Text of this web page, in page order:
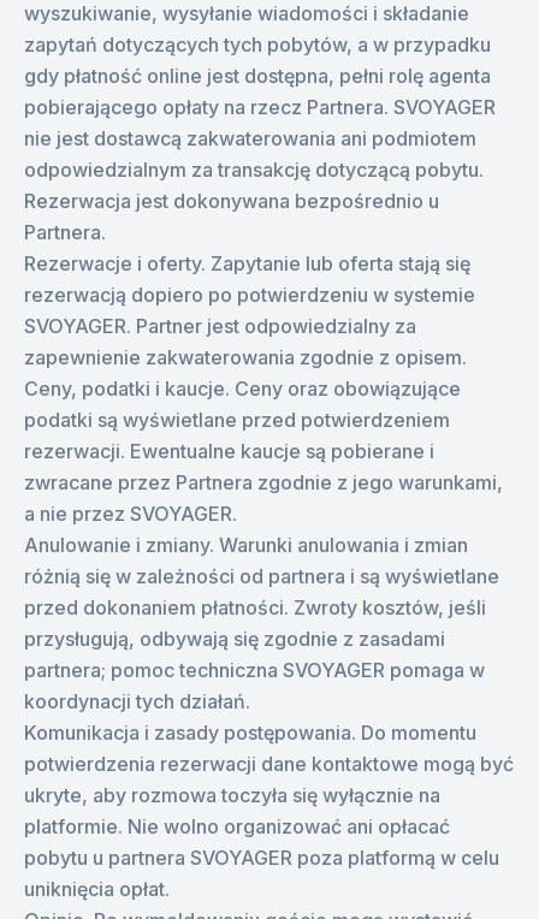
wyszukiwanie, wysyłanie wiadomości i składanie
zapytań dotyczących tych pobytów, a w przypadku
gdy płatność online jest dostępna, pełni rolę agenta
pobierającego opłaty na rzecz Partnera. SVOYAGER
nie jest dostawcą zakwaterowania ani podmiotem
odpowiedzialnym za transakcję dotyczącą pobytu.
Rezerwacja jest dokonywana bezpośrednio u
Partnera.
Rezerwacje i oferty. Zapytanie lub oferta stają się
rezerwacją dopiero po potwierdzeniu w systemie
SVOYAGER. Partner jest odpowiedzialny za
zapewnienie zakwaterowania zgodnie z opisem.
Ceny, podatki i kaucje. Ceny oraz obowiązujące
podatki są wyświetlane przed potwierdzeniem
rezerwacji. Ewentualne kaucje są pobierane i
zwracane przez Partnera zgodnie z jego warunkami,
a nie przez SVOYAGER.
Anulowanie i zmiany. Warunki anulowania i zmian
różnią się w zależności od partnera i są wyświetlane
przed dokonaniem płatności. Zwroty kosztów, jeśli
przysługują, odbywają się zgodnie z zasadami
partnera; pomoc techniczna SVOYAGER pomaga w
koordynacji tych działań.
Komunikacja i zasady postępowania. Do momentu
potwierdzenia rezerwacji dane kontaktowe mogą być
ukryte, aby rozmowa toczyła się wyłącznie na
platformie. Nie wolno organizować ani opłacać
pobytu u partnera SVOYAGER poza platformą w celu
uniknięcia opłat.